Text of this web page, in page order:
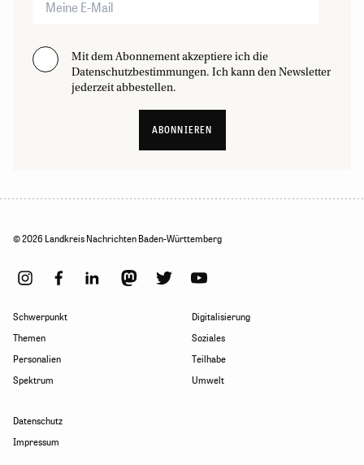
Mit dem Abonnement akzeptiere ich die
Datenschutzbestimmungen. Ich kann den Newsletter
jederzeit abbestellen.
ABONNIEREN
Schwerpunkt
Themen
Personalien
Spektrum
Digitalisierung
Soziales
Teilhabe
Umwelt
Datenschutz
Impressum
© 2026 Landkreis Nachrichten Baden-Württemberg